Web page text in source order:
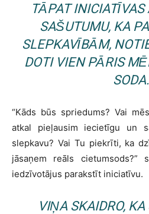
TĀPAT
SAŠUTUMU, KA
SLEPKAVĪBĀM,
DOTI VIEN PĀRIS
SODA.
“Kāds būs spriedums? Vai
atkal pieļausim iecietīgu un
slepkavu? Vai Tu piekrīti, ka
jāsaņem reāls cietumsods?”
iedzīvotājus parakstīt iniciatīvu.
VIŅA SKAIDRO,